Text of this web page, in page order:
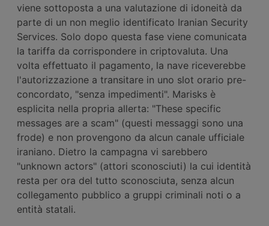
viene sottoposta a una valutazione di idoneità da
parte di un non meglio identificato Iranian Security
Services. Solo dopo questa fase viene comunicata
la tariffa da corrispondere in criptovaluta. Una
volta effettuato il pagamento, la nave riceverebbe
l'autorizzazione a transitare in uno slot orario pre-
concordato, "senza impedimenti". Marisks è
esplicita nella propria allerta: "These specific
messages are a scam" (questi messaggi sono una
frode) e non provengono da alcun canale ufficiale
iraniano. Dietro la campagna vi sarebbero
"unknown actors" (attori sconosciuti) la cui identità
resta per ora del tutto sconosciuta, senza alcun
collegamento pubblico a gruppi criminali noti o a
entità statali.